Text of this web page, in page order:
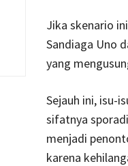
Jika skenario
Sandiaga Uno
yang
Sejauh ini, isu-
sifatnya
menjadi
karena